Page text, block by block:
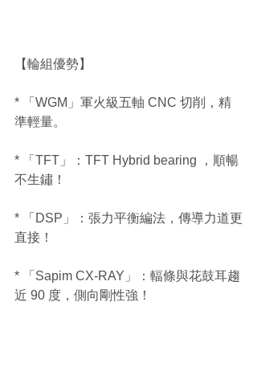
【輪組優勢】
* 「WGM」軍火級五軸 CNC 切削，精
準輕量。
* 「TFT」：TFT Hybrid bearing ，順暢
不生鏽！
* 「DSP」：張力平衡編法，傳導力道更
直接！
* 「Sapim CX-RAY」：輻條與花鼓耳趨
近 90 度，側向剛性強！